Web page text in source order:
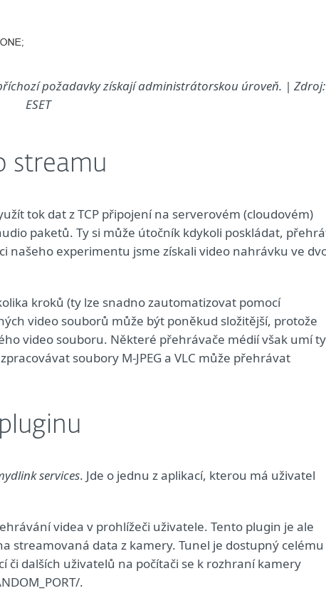
požadavky získají administrátorskou úroveň. | Zdroj:
ESET
streamu
tok dat z TCP připojení na serverovém (cloudovém)
paketů. Ty si může útočník kdykoli poskládat,
našeho experimentu jsme získali video nahrávku ve
kroků (ty lze snadno zautomatizovat pomocí
video souborů může být poněkud složitější, protože
video souboru. Některé přehrávače médií však umí
soubory M-JPEG a VLC může přehrávat
services. Jde o jednu z aplikací, kterou má uživatel
videa v prohlížeči uživatele. Tento plugin je ale
streamovaná data z kamery. Tunel je dostupný celému
či dalších uživatelů na počítači se k rozhraní kamery
.